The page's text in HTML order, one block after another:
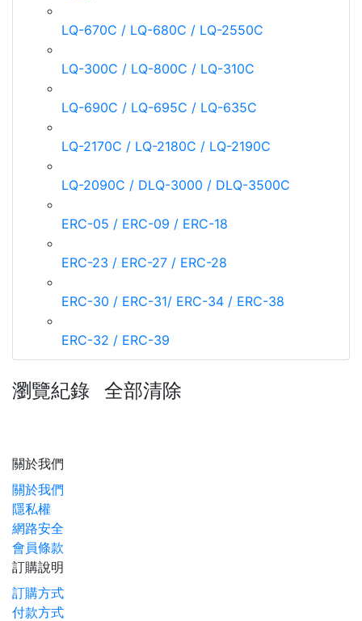
LQ-670C / LQ-680C / LQ-2550C
LQ-300C / LQ-800C / LQ-310C
LQ-690C / LQ-695C / LQ-635C
LQ-2170C / LQ-2180C / LQ-2190C
LQ-2090C / DLQ-3000 / DLQ-3500C
ERC-05 / ERC-09 / ERC-18
ERC-23 / ERC-27 / ERC-28
ERC-30 / ERC-31/ ERC-34 / ERC-38
ERC-32 / ERC-39
瀏覽紀錄 全部清除
關於我們
關於我們
隱私權
網路安全
會員條款
訂購說明
訂購方式
付款方式